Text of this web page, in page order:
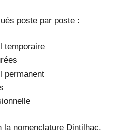
poste par poste :
temporaire
permanent
nomenclature Dintilhac.